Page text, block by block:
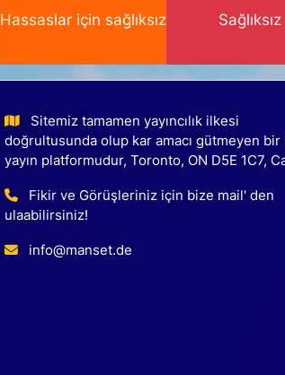
Hassaslar için sağlıksız Sağlıksız
Sitemiz tamamen yayıncılık ilkesi
doğrultusunda olup kar amacı gütmeyen bir
yayın platformudur, Toronto, ON D5E 1C7,
Fikir ve Görüşleriniz için bize mail' den
ulaabilirsiniz!
info@manset.de